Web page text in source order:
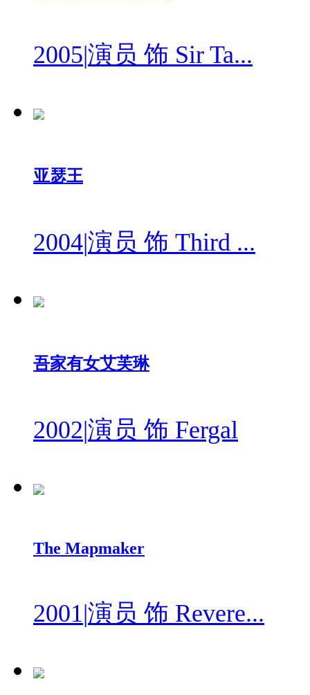
2005|演员 饰 Sir Ta...
亚瑟王
2004|演员 饰 Third ...
吾家有女艾芙琳
2002|演员 饰 Fergal
The Mapmaker
2001|演员 饰 Revere...